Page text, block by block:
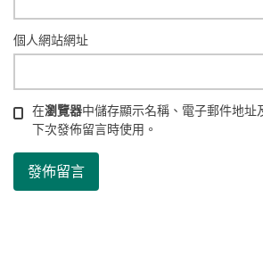
個人網站網址
在瀏覽器中儲存顯示名稱、電子郵件地址
下次發佈留言時使用。